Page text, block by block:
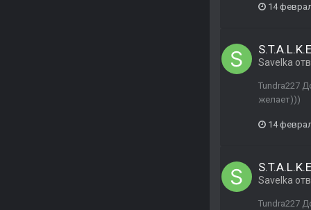
14
Savelka
Tundra227
желает)))
14
Savelka
Tundra227